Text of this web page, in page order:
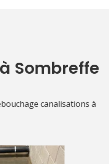
Sombreffe
canalisations à